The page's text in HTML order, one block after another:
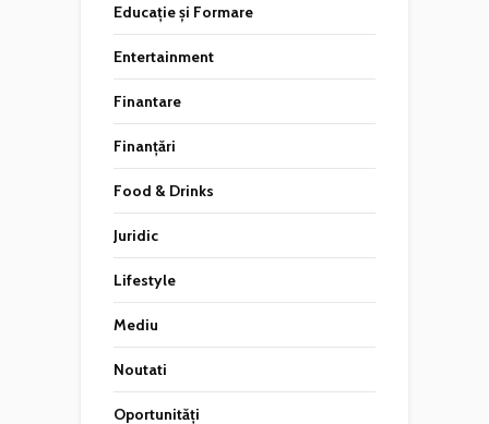
Educație și Formare
Entertainment
Finantare
Finanțări
Food & Drinks
Juridic
Lifestyle
Mediu
Noutati
Oportunități